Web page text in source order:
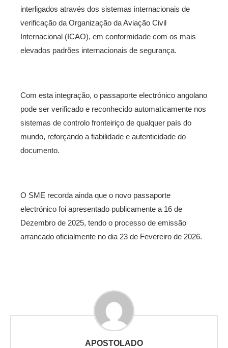
interligados através dos sistemas internacionais de
verificação da Organização da Aviação Civil
Internacional (ICAO), em conformidade com os mais
elevados padrões internacionais de segurança.
Com esta integração, o passaporte electrónico angolano
pode ser verificado e reconhecido automaticamente nos
sistemas de controlo fronteiriço de qualquer país do
mundo, reforçando a fiabilidade e autenticidade do
documento.
O SME recorda ainda que o novo passaporte
electrónico foi apresentado publicamente a 16 de
Dezembro de 2025, tendo o processo de emissão
arrancado oficialmente no dia 23 de Fevereiro de 2026.
APOSTOLADO